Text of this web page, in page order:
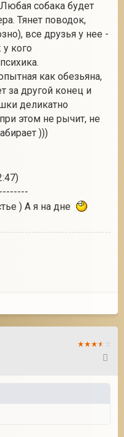
собака будет
Тянет поводок,
все друзья у нее -
кого
как обезьяна,
за другой конец и
деликатно
этом не рычит, не
)))
) А я на дне